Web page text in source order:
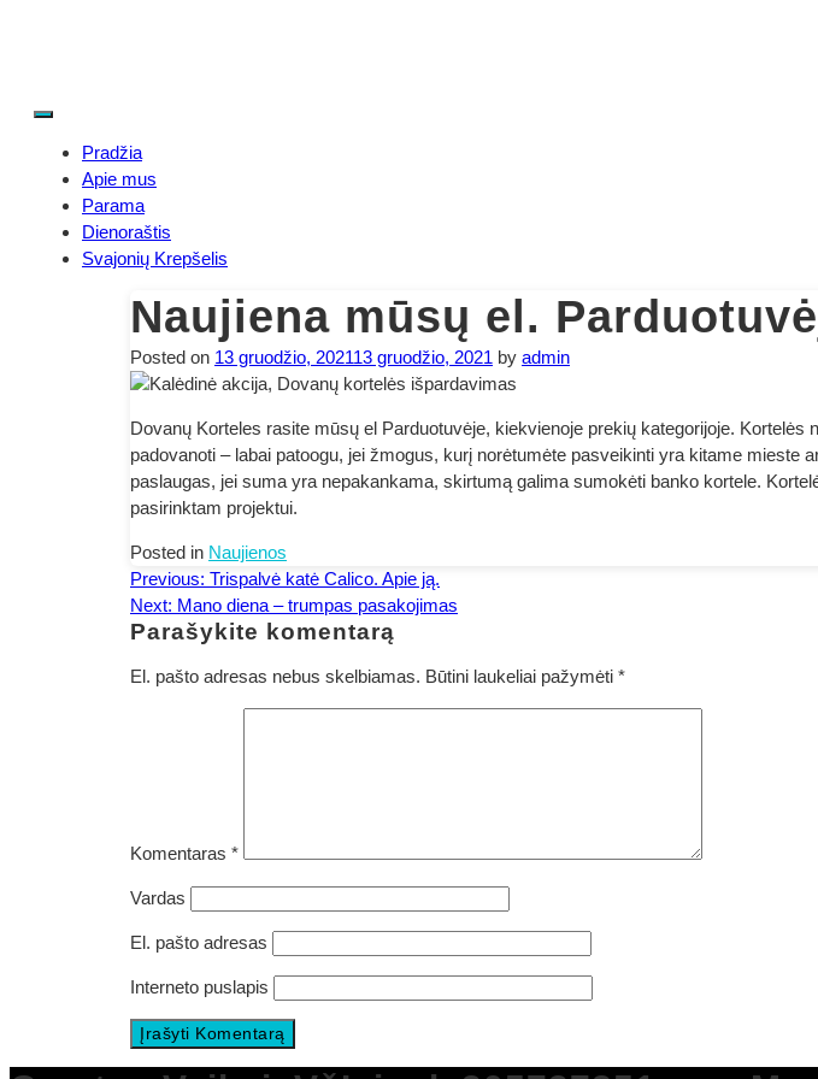
Menu
Pradžia
Apie mus
Parama
Dienoraštis
Svajonių Krepšelis
Naujiena mūsų el.
Posted on 13 gruodžio, 202113 gruodžio, 2021 by admin
Dovanų Korteles rasite mūsų el Parduotuvėje, kiekvienoje prekių kategorijoje.
padovanoti – labai patoogu, jei žmogus, kurį norėtumėte pasveikinti yra kitame
paslaugas, jei suma yra nepakankama, skirtumą galima sumokėti banko kortele.
pasirinktam projektui.
Posted in Naujienos
Navigacija
tarp
įrašų
Previous: Trispalvė katė Calico. Apie ją.
Next: Mano diena – trumpas pasakojimas
Parašykite komentarą
El. pašto adresas nebus skelbiamas. Būtini laukeliai pažymėti *
Komentaras *
Vardas
El. pašto adresas
Interneto puslapis